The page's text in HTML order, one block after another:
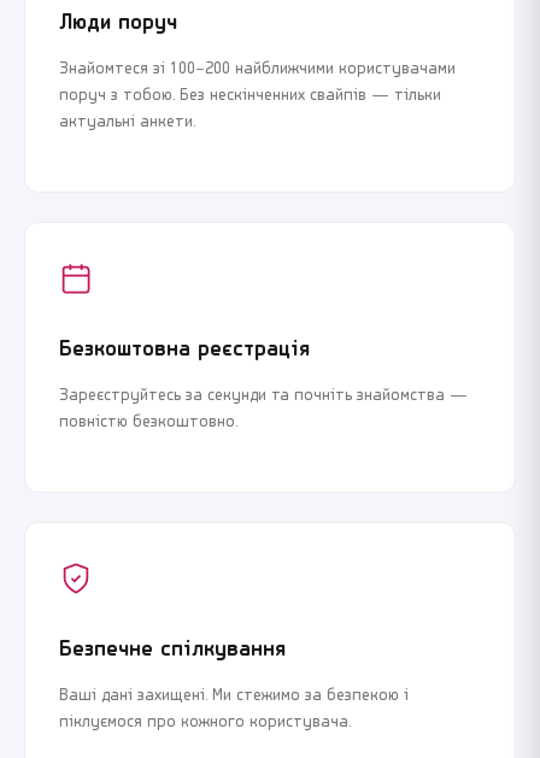
Люди поруч
Знайомтеся зі 100–200 найближчими користувачами
поруч з тобою. Без нескінченних свайпів — тільки
актуальні анкети.
Безкоштовна реєстрація
Зареєструйтесь за секунди та почніть знайомства —
повністю безкоштовно.
Безпечне спілкування
Ваші дані захищені. Ми стежимо за безпекою і
піклуємося про кожного користувача.